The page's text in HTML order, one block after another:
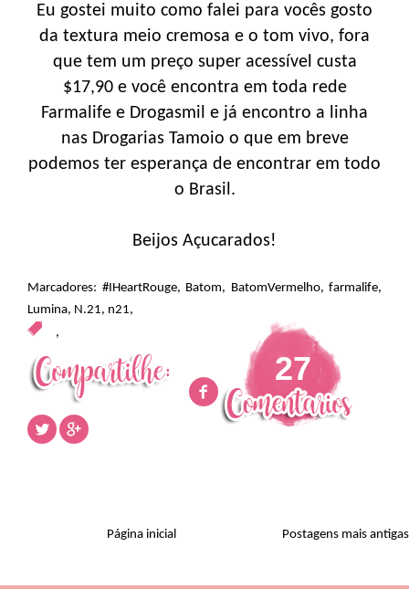
Eu gostei muito como falei para vocês gosto
da textura meio cremosa e o tom vivo, fora
que tem um preço super acessível custa
$17,90 e você encontra em toda rede
Farmalife e Drogasmil e já encontro a linha
nas Drogarias Tamoio o que em breve
podemos ter esperança de encontrar em todo
o Brasil.
Beijos Açucarados!
Marcadores: #IHeartRouge, Batom, BatomVermelho, farmalife,
Lumina, N.21, n21,
,
27
Postagens mais antigas
Página inicial